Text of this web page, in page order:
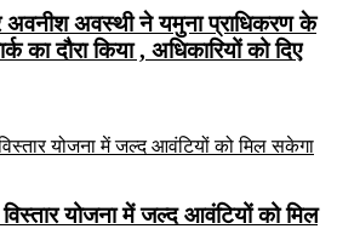
अवनीश अवस्थी ने यमुना प्राधिकरण के
का दौरा किया , अधिकारियों को दिए
योजना में जल्द आवंटियों को मिल